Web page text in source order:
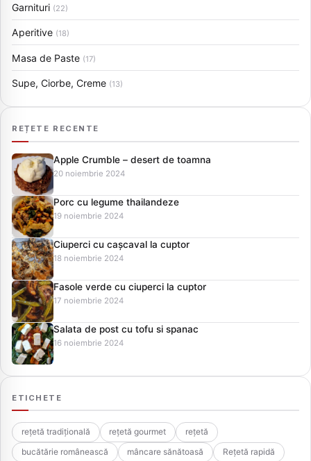
Garnituri (22)
Aperitive (18)
Masa de Paste (17)
Supe, Ciorbe, Creme (13)
REȚETE RECENTE
Apple Crumble – desert de toamna
20 noiembrie 2024
Porc cu legume thailandeze
19 noiembrie 2024
Ciuperci cu cașcaval la cuptor
18 noiembrie 2024
Fasole verde cu ciuperci la cuptor
17 noiembrie 2024
Salata de post cu tofu si spanac
16 noiembrie 2024
ETICHETE
rețetă tradițională rețetă gourmet
rețetă
bucătărie românească
mâncare sănătoasă
Rețetă rapidă